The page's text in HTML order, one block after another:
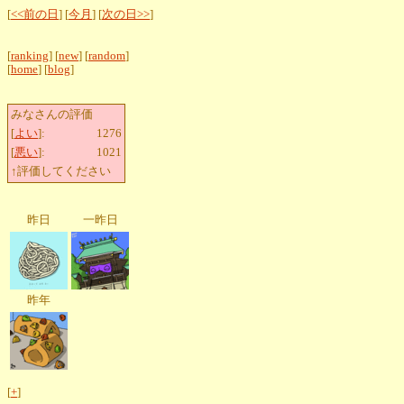
[<<前の日 ] [今月 ] [次の日>>]
[ranking] [new] [random]
[home] [blog]
みなさんの評価
[よい]:
1276
[悪い]:
1021
↑評価してください
昨日 一昨日
昨年
[+]